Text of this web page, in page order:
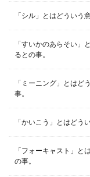
「シル」とはどういう
「すいかのあらそい」
るとの事。
「ミーニング」とは
事。
「かいこう」とはどう
「フォーキャスト」と
の事。